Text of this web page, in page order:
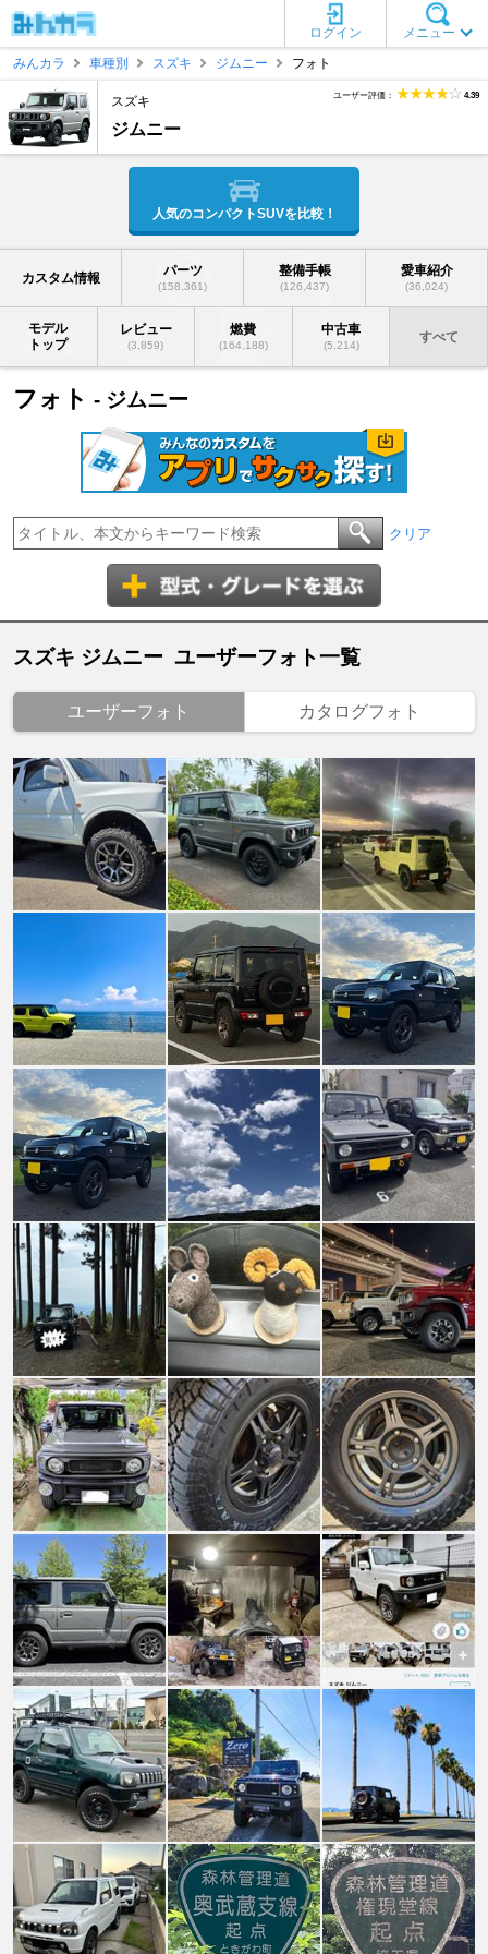
メニュー
ログイン
みんカラ
車種別 スズキ ジムニー フォト
スズキ
ジムニー
ユーザー評価： 4.39
人気のコンパクトSUVを比較！
カスタム情報 パーツ
(158,361)
整備手帳
(126,437)
愛車紹介
(36,024)
モデル
トップ
レビュー
(3,859)
燃費
(164,188)
中古車
(5,214)
すべて
フォト - ジムニー
クリア
スズキ ジムニー ユーザーフォト一覧
ユーザーフォト カタログフォト